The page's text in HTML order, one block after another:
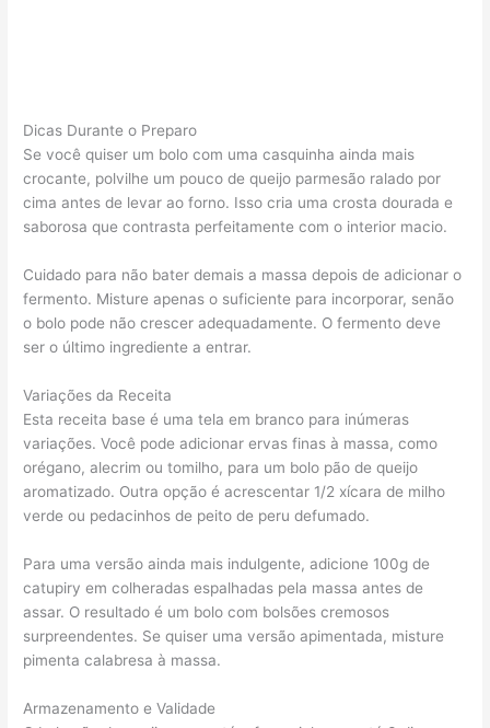
Dicas Durante o Preparo
Se você quiser um bolo com uma casquinha ainda mais
crocante, polvilhe um pouco de queijo parmesão ralado por
cima antes de levar ao forno. Isso cria uma crosta dourada e
saborosa que contrasta perfeitamente com o interior macio.
Cuidado para não bater demais a massa depois de adicionar o
fermento. Misture apenas o suficiente para incorporar, senão
o bolo pode não crescer adequadamente. O fermento deve
ser o último ingrediente a entrar.
Variações da Receita
Esta receita base é uma tela em branco para inúmeras
variações. Você pode adicionar ervas finas à massa, como
orégano, alecrim ou tomilho, para um bolo pão de queijo
aromatizado. Outra opção é acrescentar 1/2 xícara de milho
verde ou pedacinhos de peito de peru defumado.
Para uma versão ainda mais indulgente, adicione 100g de
catupiry em colheradas espalhadas pela massa antes de
assar. O resultado é um bolo com bolsões cremosos
surpreendentes. Se quiser uma versão apimentada, misture
pimenta calabresa à massa.
Armazenamento e Validade